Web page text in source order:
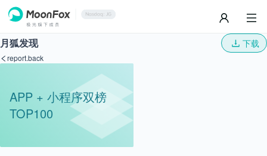
月狐发现 下载
report.back
APP + 小程序双榜
TOP100